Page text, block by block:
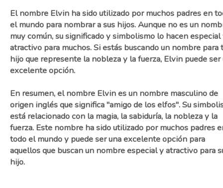
El nombre Elvin ha sido utilizado por muchos padres en
el mundo para nombrar a sus hijos. Aunque no es un
muy común, su significado y simbolismo lo hacen especial
atractivo para muchos. Si estás buscando un nombre para
hijo que represente la nobleza y la fuerza, Elvin puede ser
excelente opción.
En resumen, el nombre Elvin es un nombre masculino de
origen inglés que significa "amigo de los elfos". Su
está relacionado con la magia, la sabiduría, la nobleza y la
fuerza. Este nombre ha sido utilizado por muchos padres
todo el mundo y puede ser una excelente opción para
aquellos que buscan un nombre especial y atractivo para
hijo.